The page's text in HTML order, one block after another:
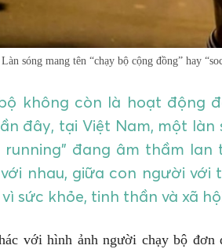
Làn sóng mang tên “chạy bộ cộng đồng” hay
không còn là hoạt động
đây, tại Việt Nam, một
running” đang âm thầm
nhau, giữa con người với
sức khỏe, tinh thần và xã
với hình ảnh người chạy bộ